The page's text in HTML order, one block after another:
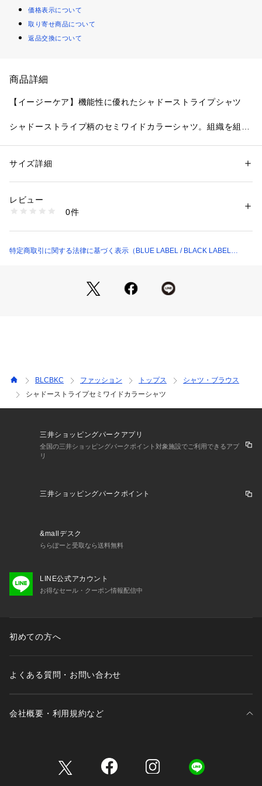
価格表示について
取り寄せ商品について
返品交換について
商品詳細
【イージーケア】機能性に優れたシャドーストライプシャツ
シャドーストライプ柄のセミワイドカラーシャツ。組織を組み
用した付加価値の高い1着です。
光沢感と高級感のある風合いが特徴です。防シワ性に優れ、着
用時や洗濯後のシワを軽減する為、出張時にも最適です。
性別：メンズ
素材：本体 ポリエステル100% 別布 綿100%
商品番号：
51L17713-- （ショップ）
サイズ詳細
レビュー
0件
特定商取引に関する法律に基づく表示（BLUE LABEL / BLACK LABEL
BLCBKC ファッション トップス
シャツ・ブラウス
シャドーストライプセミワイドカラーシャツ
三井ショッピングパークアプリ
全国の三井ショッピングパークポイント対象施設でご利用できるアプ
リ
三井ショッピングパークポイント
&mallデスク
ららぽーと受取なら送料無料
LINE公式アカウント
お得なセール・クーポン情報配信中
初めての方へ
よくある質問・お問い合わせ
会社概要・利用規約など